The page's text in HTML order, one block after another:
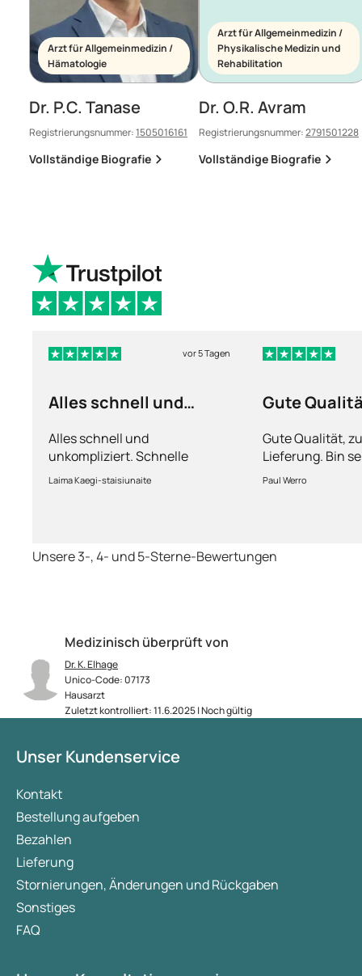
Medizinisch überprüft von
Dr. K. Elhage
Unico-Code: 07173
Hausarzt
Zuletzt kontrolliert: 11.6.2025 | Noch gültig
Arzt für Allgemeinmedizin /
Hämatologie
Dr. P.C. Tanase
Registrierungsnummer:1505016161
Vollständige Biografie
Arzt für Allgemeinmedizin /
Physikalische Medizin und
Rehabilitation
Dr. O.R. Avram
Registrierungsnummer:2791501228
Vollständige Biografie
vor 5 Tagen
Alles schnell und
Alles schnell und
unkompliziert. Schnelle
Lieferung.
Laima Kaegi-staisiunaite
Gute
Gute Qualität,
Lieferung. Bin
Paul Werro
Unsere 3-, 4- und 5-Sterne-Bewertungen
Unser Kundenservice
Kontakt
Bestellung aufgeben
Bezahlen
Lieferung
Stornierungen, Änderungen und Rückgaben
Sonstiges
FAQ